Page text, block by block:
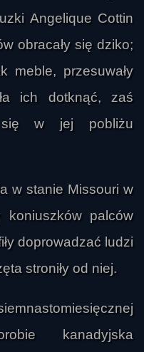
Angelique Cottin
obracały się dziko;
meble, przesuwały
ich dotknąć, zaś
się w jej pobliżu
w stanie Missouri w
koniuszków palców
doprowadzać ludzi
stroniły od niej.
kanadyjska